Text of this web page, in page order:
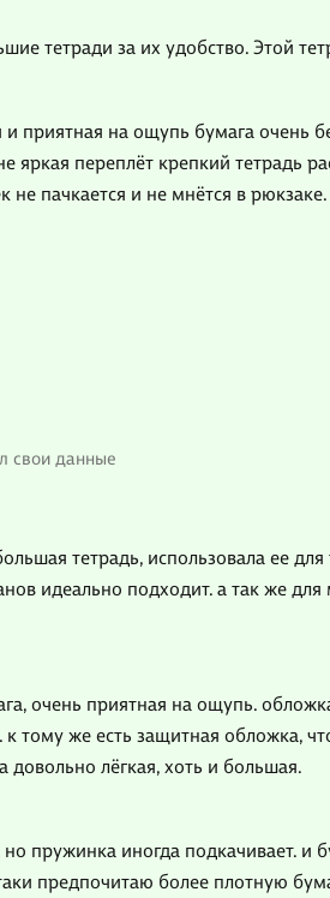
тетради за их удобство. Этой
приятная на ощупь бумага очень
яркая переплёт крепкий тетрадь
не пачкается и не мнётся в
свои данные
тетрадь, использовала ее
идеально подходит. а так же
очень приятная на ощупь.
тому же есть защитная обложка,
довольно лёгкая, хоть и большая.
пружинка иногда подкачивает. и
предпочитаю более плотную